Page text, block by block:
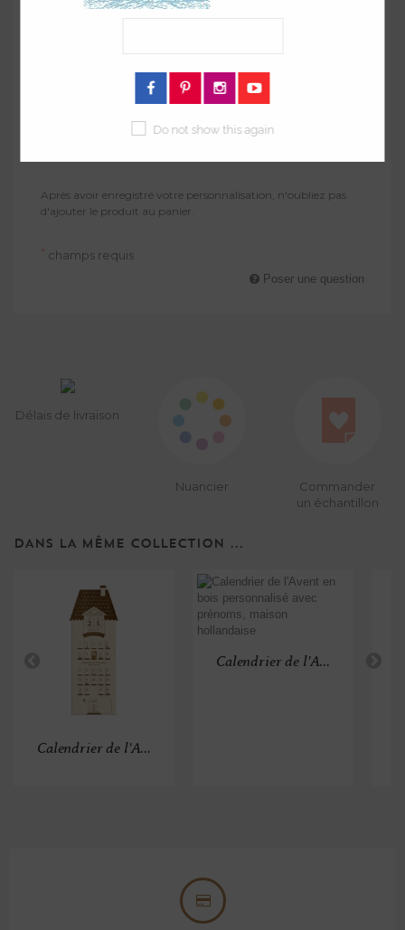
Après avoir enregistré votre personnalisation, n'oubliez pas
d'ajouter le produit au panier.
* champs requis
Poser une question
Délais de livraison
Nuancier
Commander
un échantillon
DANS LA MÊME COLLECTION ...
Calendrier de l'A...
Calendrier de l'A...
Do not show this again